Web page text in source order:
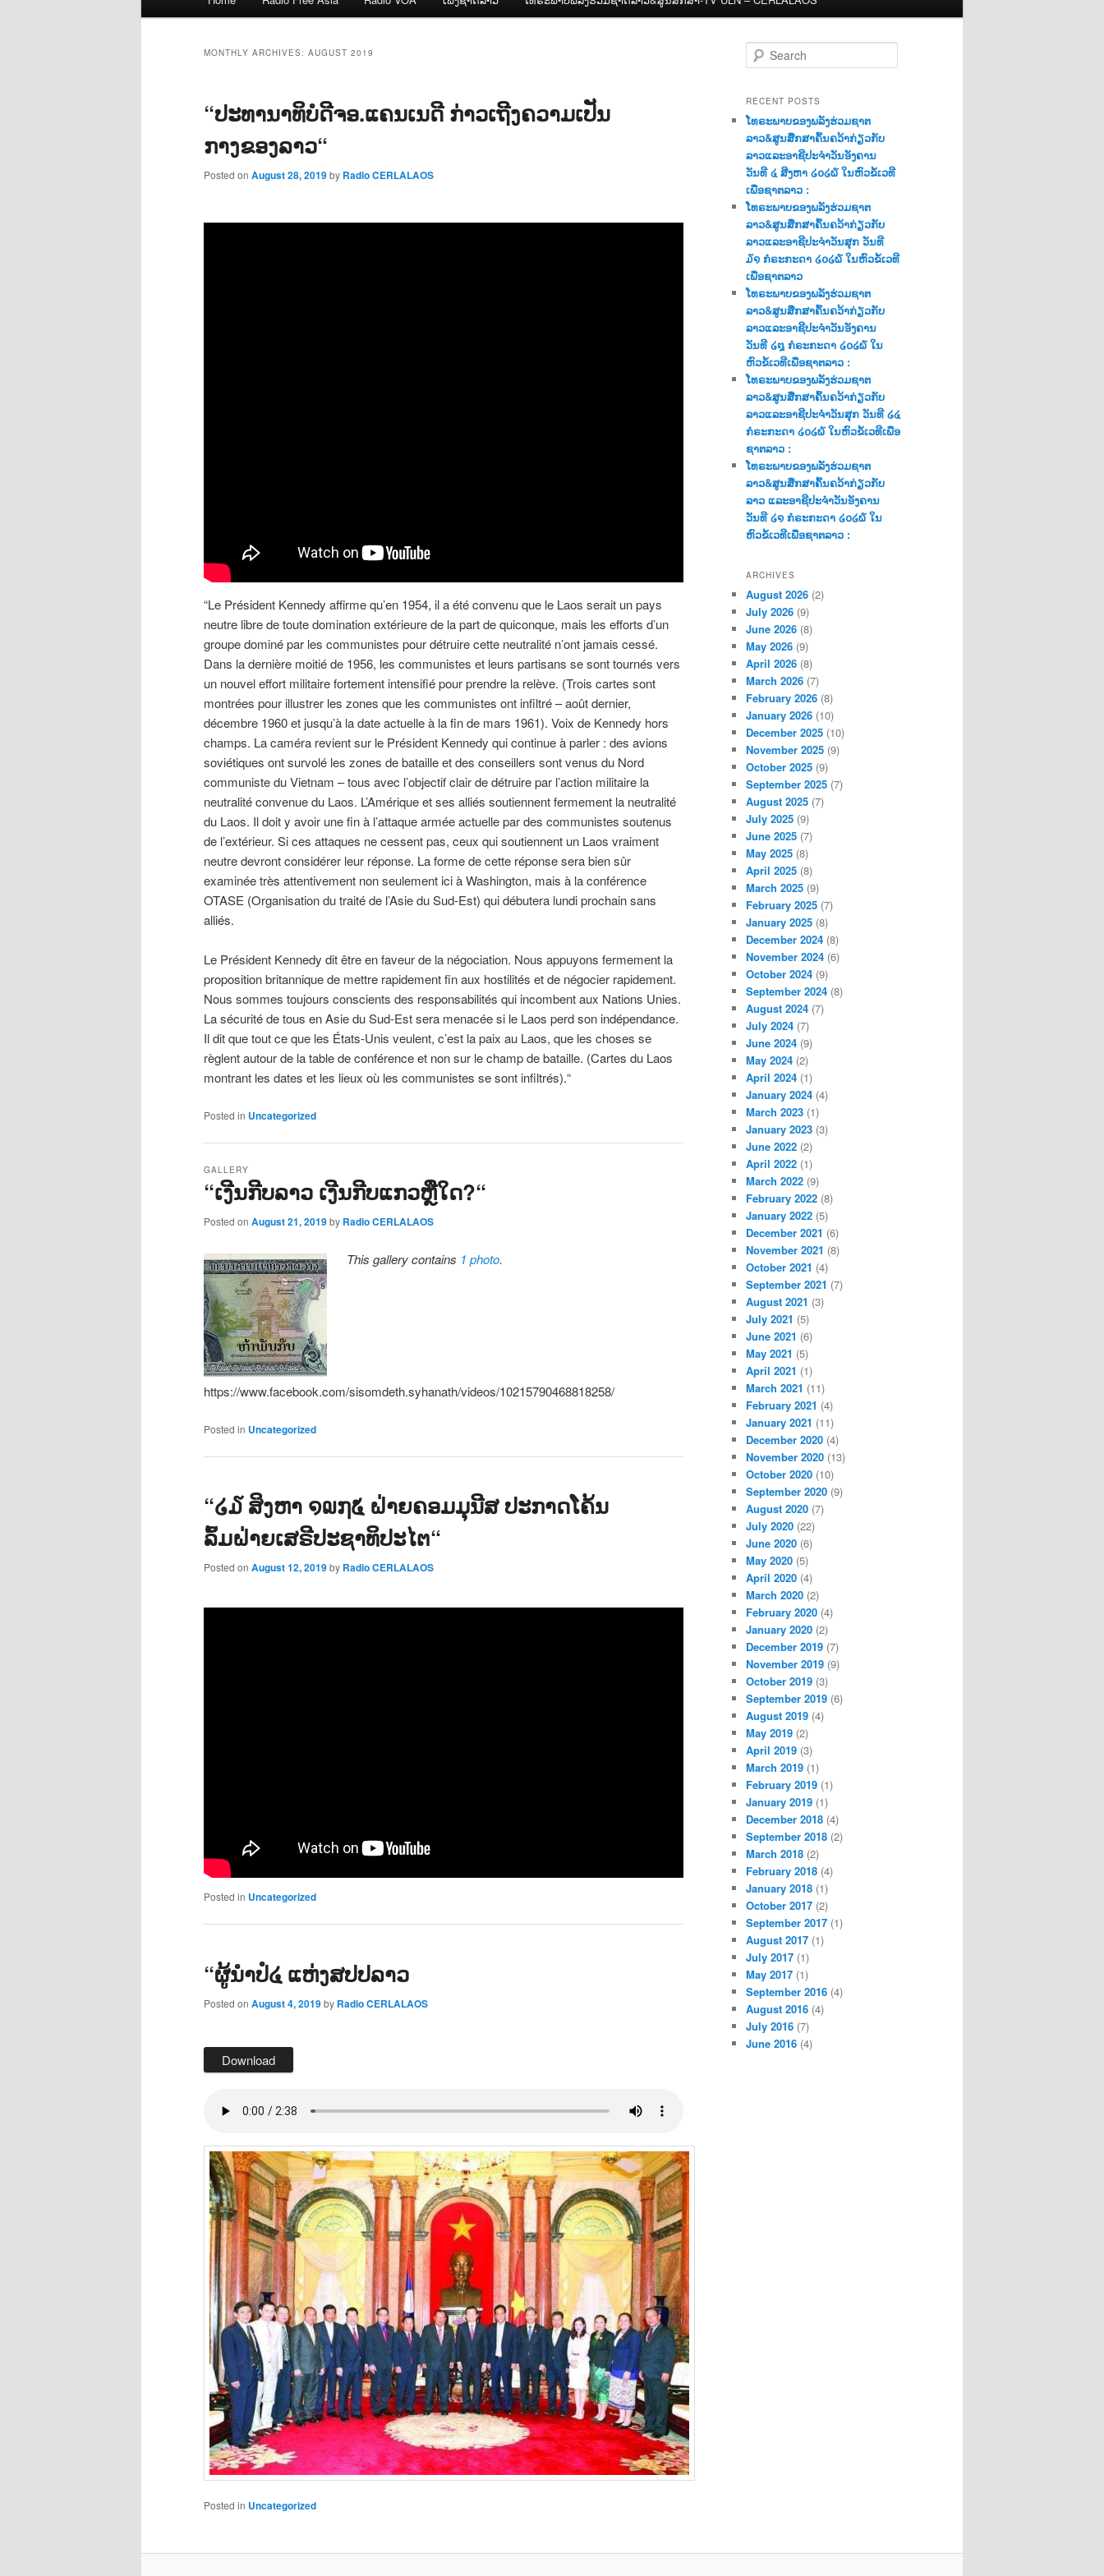
MONTHLY ARCHIVES: AUGUST 2019
“ປະທານາທິບໍດີຈອ.ແຄນເນດີ ກ່າວເຖີງຄວາມເປັນ
ກາງຂອງລາວ“
Posted on August 28, 2019by Radio CERLALAOS
“Le Président Kennedy affirme qu’en 1954, il a été convenu que le Laos serait un pays
neutre libre de toute domination extérieure de la part de quiconque, mais les efforts d’un
groupe dominé par les communistes pour détruire cette neutralité n’ont jamais cessé.
Dans la dernière moitié de 1956, les communistes et leurs partisans se sont tournés vers
un nouvel effort militaire fortement intensifié pour prendre la relève. (Trois cartes sont
montrées pour illustrer les zones que les communistes ont infiltré – août dernier,
décembre 1960 et jusqu’à la date actuelle à la fin de mars 1961). Voix de Kennedy hors
champs. La caméra revient sur le Président Kennedy qui continue à parler : des avions
soviétiques ont survolé les zones de bataille et des conseillers sont venus du Nord
communiste du Vietnam – tous avec l’objectif clair de détruire par l’action militaire la
neutralité convenue du Laos. L’Amérique et ses alliés soutiennent fermement la neutralité
du Laos. Il doit y avoir une fin à l’attaque armée actuelle par des communistes soutenus
de l’extérieur. Si ces attaques ne cessent pas, ceux qui soutiennent un Laos vraiment
neutre devront considérer leur réponse. La forme de cette réponse sera bien sûr
examinée très attentivement non seulement ici à Washington, mais à la conférence
OTASE (Organisation du traité de l’Asie du Sud-Est) qui débutera lundi prochain sans
alliés.
Le Président Kennedy dit être en faveur de la négociation. Nous appuyons fermement la
proposition britannique de mettre rapidement fin aux hostilités et de négocier rapidement.
Nous sommes toujours conscients des responsabilités qui incombent aux Nations Unies.
La sécurité de tous en Asie du Sud-Est sera menacée si le Laos perd son indépendance.
Il dit que tout ce que les États-Unis veulent, c’est la paix au Laos, que les choses se
règlent autour de la table de conférence et non sur le champ de bataille. (Cartes du Laos
montrant les dates et les lieux où les communistes se sont infiltrés).“
Posted in Uncategorized
“ເງີນກີບລາວ ເງີນກີບແກວຫຼືໃດ?“
GALLERY
Posted on August 21, 2019by Radio CERLALAOS
This gallery contains 1 photo.
https://www.facebook.com/sisomdeth.syhanath/videos/10215790468818258/
Posted in Uncategorized
“໒໓ ສິງຫາ ໑໙໗໕ ຝ່າຍຄອມມຸນີສ ປະກາດໂຄ້ນ
ລົ້ມຝ່າຍເສຣີປະຊາທິປະໄຕ“
Posted on August 12, 2019by Radio CERLALAOS
Posted in Uncategorized
“ຜູ້ນຳປໍ໔ ແຫ່ງສປປລາວ
Posted on August 4, 2019by Radio CERLALAOS
Download
Posted in Uncategorized
e
r
c
h
RECENT POSTS
ໂທຣະພາບຂອງພລັງຮ່ວມຊາຕ
ລາວ&ສູນສືກສາຄົ້ນຄວ້າກ່ຽວກັບ
ລາວແລະອາຊີປະຈຳວັນອັງຄານ
ວັນທີ ໔ ສີງຫາ ໒໐໒໖ ໃນຫົວຂໍ້ເວທີ
ເພື່ອຊາຕລາວ :
ໂທຣະພາບຂອງພລັງຮ່ວມຊາຕ
ລາວ&ສູນສືກສາຄົ້ນຄວ້າກ່ຽວກັບ
ລາວແລະອາຊີປະຈຳວັນສຸກ ວັນທີ
໓໑ ກໍຣະກະດາ ໒໐໒໖ ໃນຫົວຂໍ້ເວທີ
ເພື່ອຊາຕລາວ
ໂທຣະພາບຂອງພລັງຮ່ວມຊາຕ
ລາວ&ສູນສືກສາຄົ້ນຄວ້າກ່ຽວກັບ
ລາວແລະອາຊີປະຈຳວັນອັງຄານ
ວັນທີ ໒໘ ກໍຣະກະດາ ໒໐໒໖ ໃນ
ຫົວຂໍ້ເວທີເພື່ອຊາຕລາວ :
ໂທຣະພາບຂອງພລັງຮ່ວມຊາຕ
ລາວ&ສູນສືກສາຄົ້ນຄວ້າກ່ຽວກັບ
ລາວແລະອາຊີປະຈຳວັນສຸກ ວັນທີ ໒໔
ກໍຣະກະດາ ໒໐໒໖ ໃນຫົວຂໍ້ເວທີເພື່ອ
ຊາຕລາວ :
ໂທຣະພາບຂອງພລັງຮ່ວມຊາຕ
ລາວ&ສູນສືກສາຄົ້ນຄວ້າກ່ຽວກັບ
ລາວ ແລະອາຊີປະຈຳວັນອັງຄານ
ວັນທີ ໒໑ ກໍຣະກະດາ ໒໐໒໖ ໃນ
ຫົວຂໍ້ເວທີເພື່ອຊາຕລາວ :
ARCHIVES
August 2026 (2)
July 2026 (9)
June 2026 (8)
May 2026 (9)
April 2026 (8)
March 2026 (7)
February 2026 (8)
January 2026 (10)
December 2025 (10)
November 2025 (9)
October 2025 (9)
September 2025 (7)
August 2025 (7)
July 2025 (9)
June 2025 (7)
May 2025 (8)
April 2025 (8)
March 2025 (9)
February 2025 (7)
January 2025 (8)
December 2024 (8)
November 2024 (6)
October 2024 (9)
September 2024 (8)
August 2024 (7)
July 2024 (7)
June 2024 (9)
May 2024 (2)
April 2024 (1)
January 2024 (4)
March 2023 (1)
January 2023 (3)
June 2022 (2)
April 2022 (1)
March 2022 (9)
February 2022 (8)
January 2022 (5)
December 2021 (6)
November 2021 (8)
October 2021 (4)
September 2021 (7)
August 2021 (3)
July 2021 (5)
June 2021 (6)
May 2021 (5)
April 2021 (1)
March 2021 (11)
February 2021 (4)
January 2021 (11)
December 2020 (4)
November 2020 (13)
October 2020 (10)
September 2020 (9)
August 2020 (7)
July 2020 (22)
June 2020 (6)
May 2020 (5)
April 2020 (4)
March 2020 (2)
February 2020 (4)
January 2020 (2)
December 2019 (7)
November 2019 (9)
October 2019 (3)
September 2019 (6)
August 2019 (4)
May 2019 (2)
April 2019 (3)
March 2019 (1)
February 2019 (1)
January 2019 (1)
December 2018 (4)
September 2018 (2)
March 2018 (2)
February 2018 (4)
January 2018 (1)
October 2017 (2)
September 2017 (1)
August 2017 (1)
July 2017 (1)
May 2017 (1)
September 2016 (4)
August 2016 (4)
July 2016 (7)
June 2016 (4)